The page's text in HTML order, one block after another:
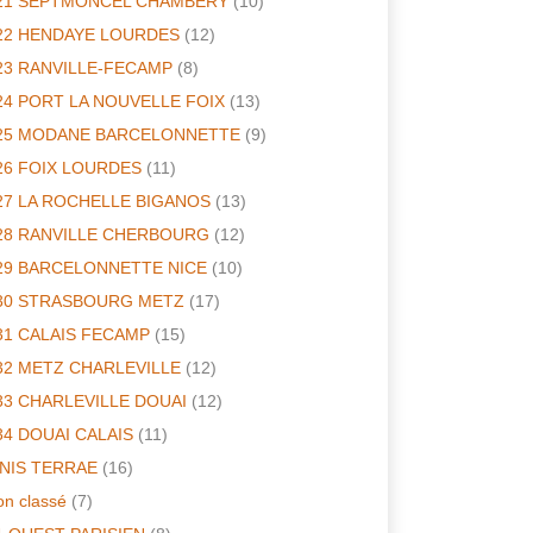
HENDAYE LOURDES (12)
RANVILLE-FECAMP (8)
PORT LA NOUVELLE FOIX (13)
MODANE BARCELONNETTE (9)
FOIX LOURDES (11)
LA ROCHELLE BIGANOS (13)
RANVILLE CHERBOURG (12)
BARCELONNETTE NICE (10)
STRASBOURG METZ (17)
CALAIS FECAMP (15)
METZ CHARLEVILLE (12)
CHARLEVILLE DOUAI (12)
DOUAI CALAIS (11)
TERRAE (16)
classé (7)